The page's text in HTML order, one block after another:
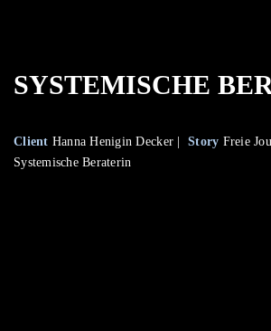
SYSTEMISCHE
Client Hanna Henigin Decker |Story Freie
Systemische Beraterin